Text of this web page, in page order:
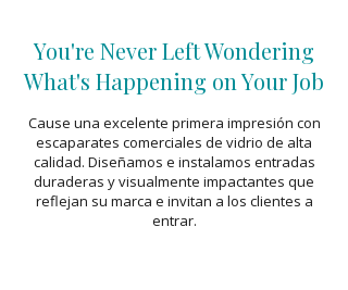
You're Never Left Wondering
What's Happening on Your Job
Cause una excelente primera impresión con
escaparates comerciales de vidrio de alta
calidad. Diseñamos e instalamos entradas
duraderas y visualmente impactantes que
reflejan su marca e invitan a los clientes a
entrar.